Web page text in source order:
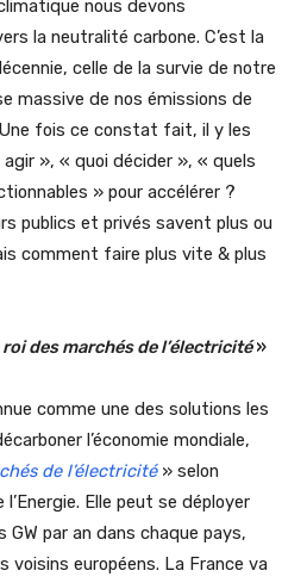
nous devons
la neutralité carbone. C’est la
celle de la survie de notre
massive de nos émissions de
fois ce constat fait, il y les
», « quoi décider », « quels
» pour accélérer ?
publics et privés savent plus ou
comment faire plus vite & plus
des marchés de l’électricité»
comme une des solutions les
l’économie mondiale,
de l’électricité» selon
Elle peut se déployer
par an dans chaque pays,
voisins européens. La France va